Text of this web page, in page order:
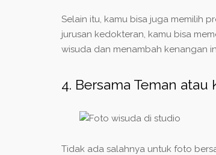
Selain itu, kamu bisa juga memilih
jurusan kedokteran, kamu bisa
wisuda dan menambah kenangan
4. Bersama Teman atau
Tidak ada salahnya untuk foto